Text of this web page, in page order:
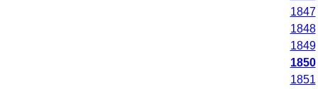
1847
1848
1849
1850
1851